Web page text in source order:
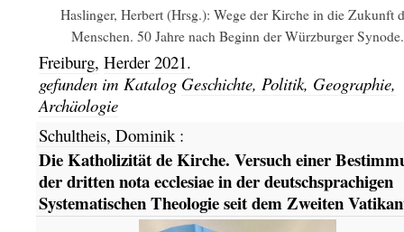
Haslinger, Herbert (Hrsg.): Wege der Kirche in die Zukunft
Menschen. 50 Jahre nach Beginn der Würzburger Synode.
Freiburg, Herder2021.
gefunden im Katalog Geschichte, Politik, Geographie,
Archäologie
Schultheis, Dominik:
Die Katholizität de Kirche. Versuch einer
der dritten nota ecclesiae in der deutschsprachigen
Systematischen Theologie seit dem Zweiten